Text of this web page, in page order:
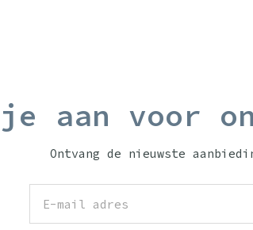
aan voor
Ontvang de nieuwste